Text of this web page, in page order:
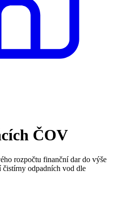
ČOV
rozpočtu finanční dar do výše
čistírny odpadních vod dle